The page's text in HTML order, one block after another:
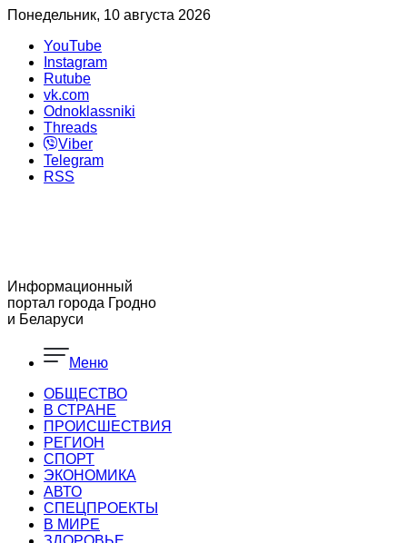
Понедельник, 10 августа 2026
YouTube
Instagram
Rutube
vk.com
Odnoklassniki
Threads
Viber
Telegram
RSS
Информационный
портал города Гродно
и Беларуси
Меню
ОБЩЕСТВО
В СТРАНЕ
ПРОИСШЕСТВИЯ
РЕГИОН
CПОРТ
ЭКОНОМИКА
АВТО
СПЕЦПРОЕКТЫ
В МИРЕ